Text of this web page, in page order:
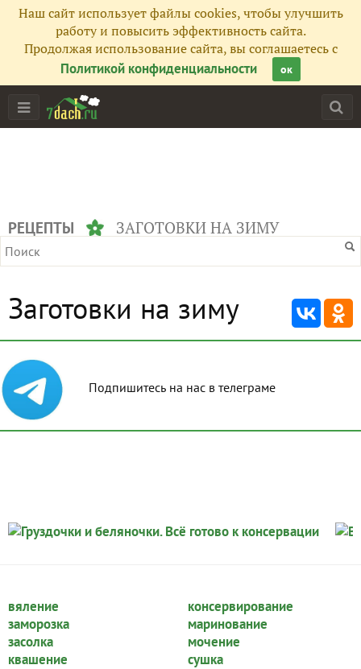
Наш сайт использует файлы cookies, чтобы улучшить
работу и повысить эффективность сайта.
Продолжая использование сайта, вы соглашаетесь с
Политикой конфиденциальности
ок
РЕЦЕПТЫ ЗАГОТОВКИ НА ЗИМУ
Заготовки на зиму
Подпишитесь на нас в телеграме
вяление
заморозка
засолка
квашение
консервирование
маринование
мочение
сушка